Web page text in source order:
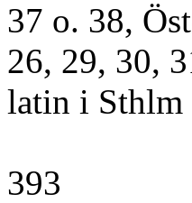
37 o. 38,
26, 29, 30,
latin i Sthlm
393